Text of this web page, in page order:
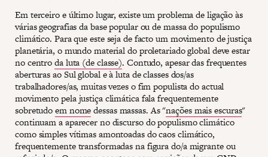
Em terceiro e último lugar, existe um problema de ligação às
várias geografias da base popular ou de massa do populismo
climático. Para que este seja de facto um movimento de justiça
planetária, o mundo material do proletariado global deve estar
no centroda luta (de classe). Contudo, apesar das frequentes
aberturas ao Sul global e à luta de classes dos/as
trabalhadores/as, muitas vezes o fim populista do actual
movimento pela justiça climática fala frequentemente
sobretudoem nomedessas massas. As "nações mais escuras"
continuam a aparecer no discurso do populismo climático
como simples vítimas amontoadas do caos climático,
frequentemente transformadas na figura do/a migrante ou